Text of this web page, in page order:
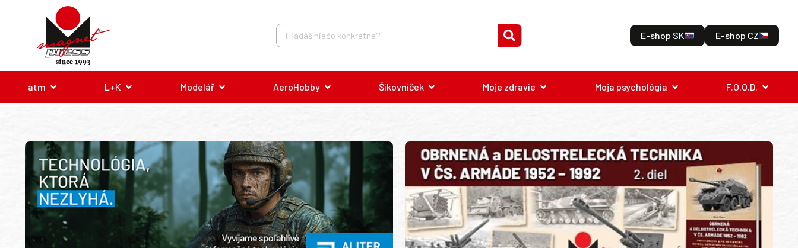
E-shop SK E-shop CZ
atm L+K Modelář AeroHobby Šikovníček Moje zdravie Moja psychológia F.O.O.D.